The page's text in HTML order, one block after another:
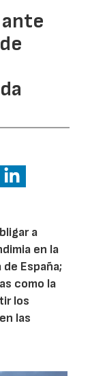
a
en la
España;
como la
los
las